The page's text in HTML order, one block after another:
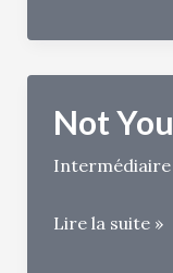
Not
Not
Lire la suite »